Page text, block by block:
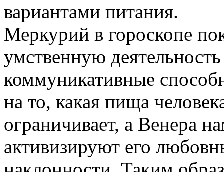
вариантами питания.
Меркурий в гороскопе
умственную
коммуникативные
на то, какая пища
ограничивает, а Венера
активизируют его